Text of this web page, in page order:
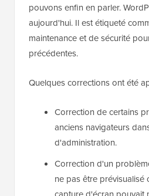
pouvons enfin en parler.
aujourd'hui. Il est étiqueté
maintenance et de sécurité
précédentes.
Quelques corrections ont été
Correction de certains
anciens navigateurs
d'administration.
Correction d'un
ne pas être prévisualisé